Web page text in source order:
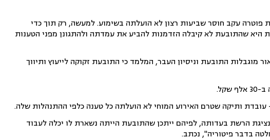
עקב חוסר שביעות רצון לא הועלתה בשימוע. למעשה, רק תוך כדי
היא שהתובעת לא קיבלה הזדמנות להביע את עמדתה ולהתגונן מפני הטענות
התובעת וניסיון העבר, המלמד כי התובעת זקוקה לייעוץ ותיווך
עובדת ותיקה שטרם האירוע המוחי לא הועלתה כל טענה כלפי ההתנהלות שלה.
הרשת בעדותה, לפיהם ייתכן שהתובעת הייתה נשארת לו יכלה לעבוד
בדבר פיטוריה", נכתב.